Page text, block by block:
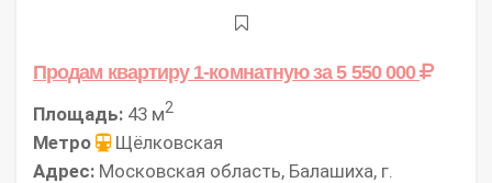
Продам квартиру 1-комнатнуюза 5 550 000
Площадь: 43 м2
Метро
Щёлковская
Адрес: Московская область, Балашиха, г.